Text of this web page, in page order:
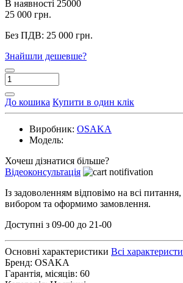
В наявності 25000
25 000 грн.
Без ПДВ: 25 000 грн.
Знайшли дешевше?
До кошика Купити в один клік
Виробник: OSAKA
Модель:
Хочеш дізнатися більше?
Відеоконсультація
Із задоволенням відповімо на всі
вибором та оформимо замовлення.
Доступні з 09-00 до 21-00
Основні характеристики Всі
Бренд: OSAKA
Гарантія, місяців: 60